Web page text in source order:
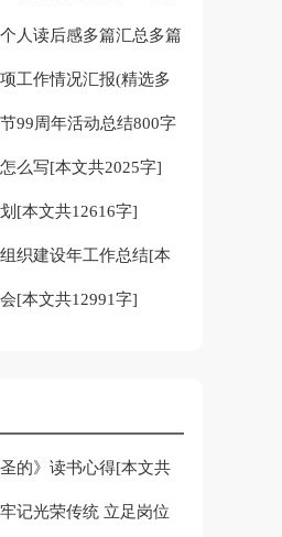
人读后感多篇汇总多篇
工作情况汇报(精选多
99周年活动总结800字
么写[本文共2025字]
[本文共12616字]
织建设年工作总结[本
[本文共12991字]
圣的》读书心得[本文共
记光荣传统 立足岗位